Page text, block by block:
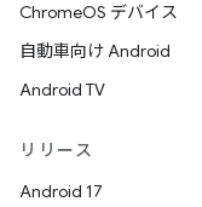
ChromeOS デバイス
自動車向け Android
Android TV
リリース
Android 17